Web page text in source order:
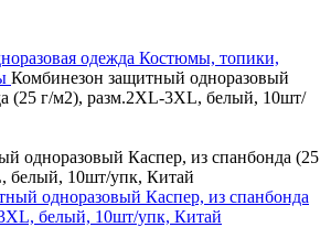
одежда Костюмы, топики,
Комбинезон защитный одноразовый
(25 г/м2), разм.2XL-3XL, белый, 10шт/
одноразовый Каспер, из спанбонда (25
белый, 10шт/упк, Китай